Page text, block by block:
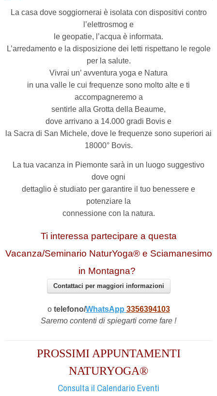
La casa dove soggiornerai è isolata con dispositivi contro
l’elettrosmog e
le geopatie, l’acqua è informata.
L’arredamento e la disposizione dei letti rispettano le regole
per la salute.
Vivrai un’ avventura yoga e Natura
in una valle le cui frequenze sono molto alte e ti
accompagneremo a
sentirle alla Grotta della Beaume,
dove arrivano a 14.000 gradi Bovis e
la Sacra di San Michele, dove le frequenze sono superiori ai
18000° Bovis.
La tua vacanza in Piemonte sarà in un luogo suggestivo
dove ogni
dettaglio è studiato per garantire il tuo benessere e
potenziare la
connessione con la natura.
Ti interessa partecipare a questa
Vacanza/Seminario NaturYoga® e Sciamanesimo
in Montagna?
Contattaci per maggiori informazioni
o telefono/WhatsApp 3356394103
Saremo contenti di spiegarti come fare !
PROSSIMI APPUNTAMENTI
NATURYOGA®
Consulta il Calendario Eventi